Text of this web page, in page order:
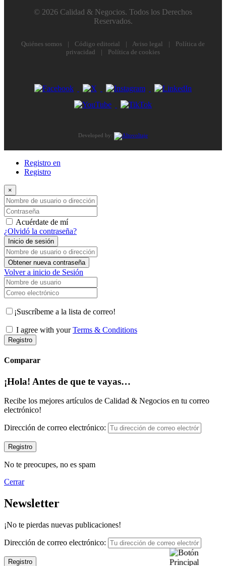
© 2026 Calidad & Negocios. Todos los Derechos
Reservados.
Quiénes somos | Código editorial | Aviso legal |
Política de
privacidad
| Política de cookies
Developed by:
Registro en
Registro
×
Nombre de usuario o dirección de correo electrónico
Contraseña
Acuérdate de mí
¿Olvidó la contraseña?
Inicio de sesión
Nombre de usuario o dirección de correo electrónico
Obtener nueva contraseña
Volver a inicio de Sesión
Nombre de usuario
Correo electrónico
¡Suscríbeme a la lista de correo!
I agree with yourTerms & Conditions
Registro
Comparar
¡Hola! Antes de que te vayas…
Recibe los mejores artículos de Calidad & Negocios en tu correo
electrónico!
Dirección de correo electrónico:
No te preocupes, no es spam
Cerrar
Newsletter
¡No te pierdas nuevas publicaciones!
Dirección de correo electrónico: